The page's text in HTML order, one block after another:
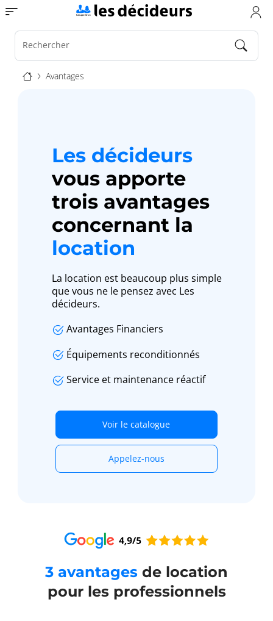
Aller
au
contenu
principal
Toggle navigation
Rechercher
Fil
Avantages
Les décideurs
vous apporte
trois avantages
concernant la
location
La location est beaucoup plus simple
que vous ne le pensez avec Les
décideurs.
Avantages Financiers
Équipements reconditionnés
Service et maintenance réactif
Voir le catalogue
Appelez-nous
3 avantages de location
pour les professionnels